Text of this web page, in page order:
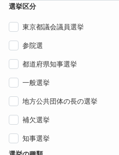
選挙区分
東京都議会議員選挙
参院選
都道府県知事選挙
一般選挙
地方公共団体の長の選挙
補欠選挙
知事選挙